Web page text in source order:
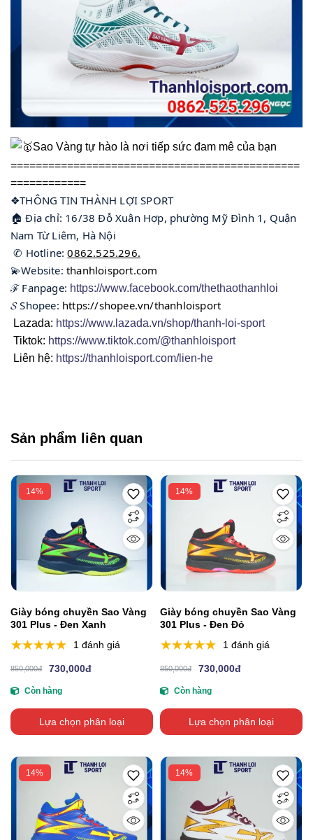
Sao Vàng tự hào là nơi tiếp sức đam mê của bạn
==============================================
============
❖THÔNG TIN THÀNH LỢI SPORT
🏠 Địa chỉ: 16/38 Đỗ Xuân Hợp, phường Mỹ Đình 1, Quận
Nam Từ Liêm, Hà Nội
✆ Hotline: 0862.525.296.
💫Website: thanhloisport.com
ℱ Fanpage: https://www.facebook.com/thethaothanhloi
𝓢 Shopee: https://shopee.vn/thanhloisport
Lazada: https://www.lazada.vn/shop/thanh-loi-sport
Tiktok: https://www.tiktok.com/@thanhloisport
Liên hệ: https://thanhloisport.com/lien-he
Sản phẩm liên quan
14%
Giày bóng chuyền Sao Vàng
301 Plus - Đen Xanh
1 đánh giá
850,000đ 730,000đ
Còn hàng
Lựa chọn phân loại
14%
Giày bóng chuyền Sao Vàng
301 Plus - Đen Đỏ
1 đánh giá
850,000đ 730,000đ
Còn hàng
Lựa chọn phân loại
14% 14%